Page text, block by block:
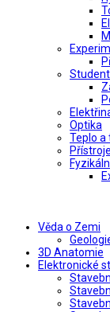
Optika
Teplo
Přístroje
Věda o Zemi
3D Anatomie
Elektronické